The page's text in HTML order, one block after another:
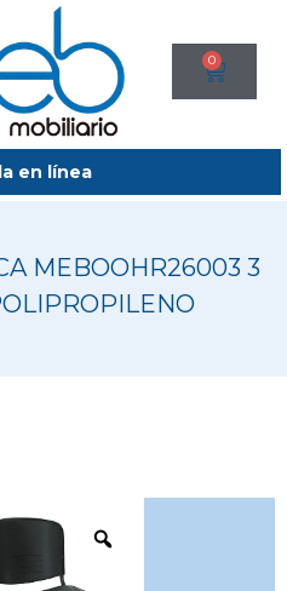
0
en línea
MEBOOHR26003 3